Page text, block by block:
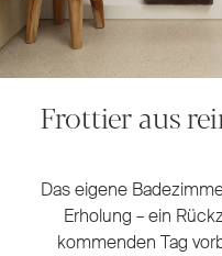
Frottier aus
Das eigene
Erholung – ein
kommenden Tag